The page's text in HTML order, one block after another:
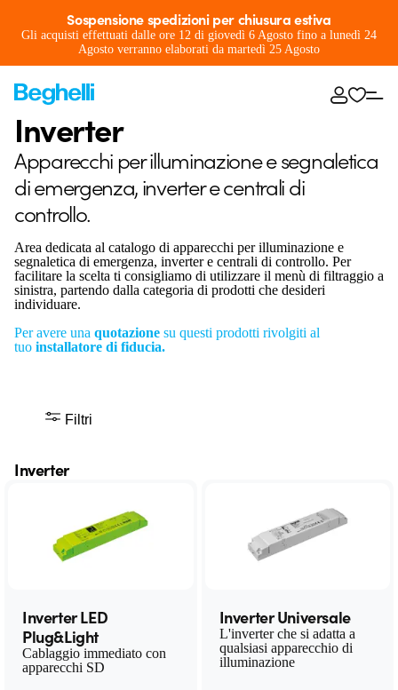
Sospensione spedizioni per chiusura estiva
Gli acquisti effettuati dalle ore 12 di giovedì 6 Agosto fino a lunedì 24
Agosto verranno elaborati da martedì 25 Agosto
Inverter
Apparecchi per illuminazione e segnaletica
di emergenza, inverter e centrali di
controllo.
Area dedicata al catalogo di apparecchi per illuminazione e
segnaletica di emergenza, inverter e centrali di controllo. Per
facilitare la scelta ti consigliamo di utilizzare il menù di filtraggio a
sinistra, partendo dalla categoria di prodotti che desideri
individuare.
Per avere una quotazione su questi prodotti rivolgiti al
tuo installatore di fiducia.
Filtri
Inverter
Inverter LED
Plug&Light
Cablaggio immediato con
apparecchi SD
Inverter Universale
L'inverter che si adatta a
qualsiasi apparecchio di
illuminazione